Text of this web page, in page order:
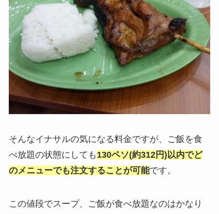
そんなイナサルの気になる料金ですが、ご飯を食
べ放題の状態にしても 130ペソ(約312円)以内でど
のメニューでも注文することが可能です。
この値段でスープ、ご飯が食べ放題なのはかなり